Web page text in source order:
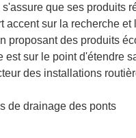
s'assure que ses produits
accent sur la recherche et
proposant des produits
est sur le point d'étendre
des installations